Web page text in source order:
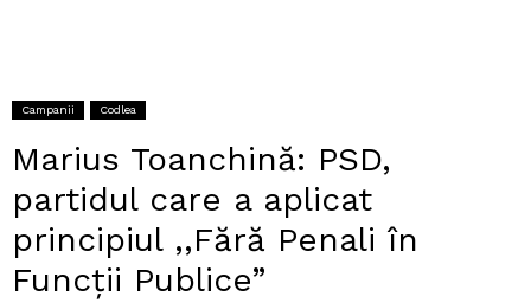
Campanii Codlea
Marius Toanchină: PSD,
partidul care a aplicat
principiul ,,Fără Penali în
Funcții Publice”